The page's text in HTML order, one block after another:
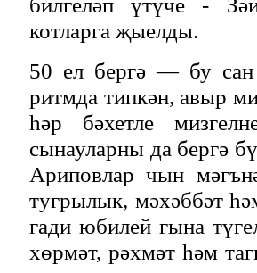
котларга җыелды.
50 ел бергә — бу сан
ритмда типкән, авыр
һәр бәхетле
сынауларны да бергә
Ариповлар чын
тугрылык, мәхәббәт
гади юбилей гына
хөрмәт, рәхмәт һәм